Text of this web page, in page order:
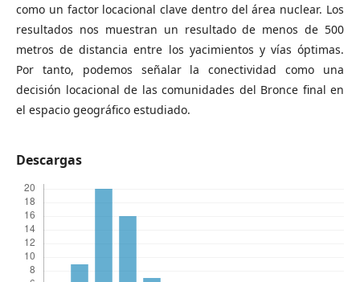
como un factor locacional clave dentro del área nuclear. Los
resultados nos muestran un resultado de menos de 500
metros de distancia entre los yacimientos y vías óptimas.
Por tanto, podemos señalar la conectividad como una
decisión locacional de las comunidades del Bronce final en
el espacio geográfico estudiado.
Descargas